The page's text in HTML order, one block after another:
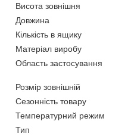
Висота зовнішня
Довжина
Кількість в ящику
Матеріал виробу
Область застосування
Розмір зовнішній
Сезонність товару
Температурний режим
Тип